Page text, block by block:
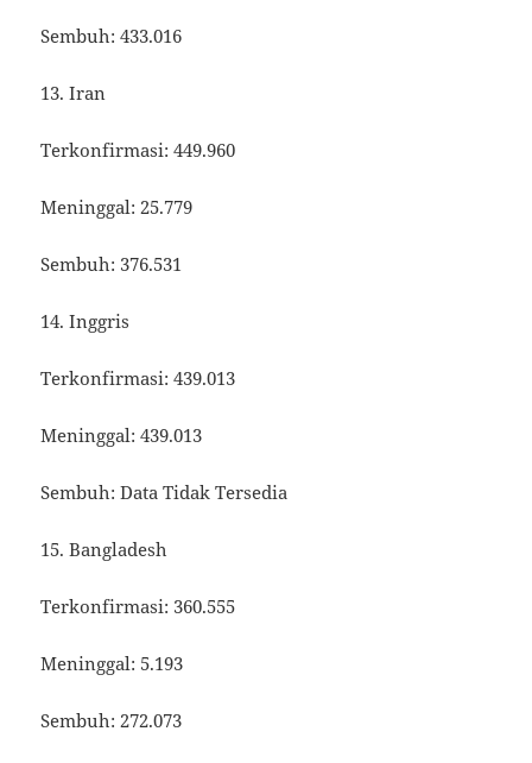
Sembuh: 433.016
13. Iran
Terkonfirmasi: 449.960
Meninggal: 25.779
Sembuh: 376.531
14. Inggris
Terkonfirmasi: 439.013
Meninggal: 439.013
Sembuh: Data Tidak Tersedia
15. Bangladesh
Terkonfirmasi: 360.555
Meninggal: 5.193
Sembuh: 272.073